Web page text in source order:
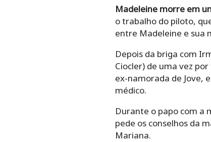
Madeleine morre em
o trabalho do piloto,
entre Madeleine e sua
Depois da briga com
Ciocler) de uma vez
ex-namorada de Jove,
médico.
Durante o papo com a
pede os conselhos da
Mariana.